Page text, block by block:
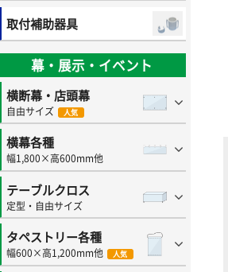
取付補助器具
幕・展示・イベント
横断幕・店頭幕
自由サイズ 人気
横幕各種
幅1,800×高600mm他
テーブルクロス
定型・自由サイズ
タペストリー各種
幅600×高1,200mm他 人気